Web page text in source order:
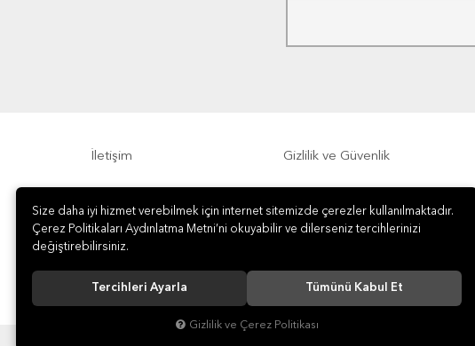
İletişim Gizlilik ve Güvenlik
Sıkça Sorulan Sorular Sipariş, Teslimat ve İade
Size daha iyi hizmet verebilmek için internet sitemizde çerezler kullanılmaktadır.
Çerez Politikaları Aydınlatma Metni’ni okuyabilir ve dilerseniz tercihlerinizi
değiştirebilirsiniz.
Tercihleri Ayarla Tümünü Kabul Et
Gizlilik ve Çerez Politikası